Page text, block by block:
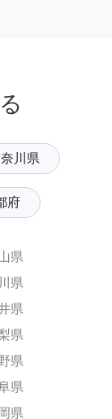
川県
府
県
県
県
県
県
県
県